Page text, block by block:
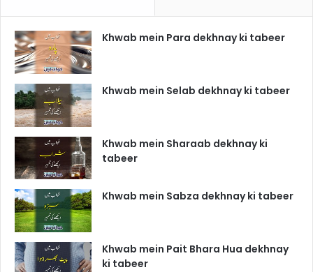
Khwab mein Para dekhnay ki tabeer
Khwab mein Selab dekhnay ki tabeer
Khwab mein Sharaab dekhnay ki
tabeer
Khwab mein Sabza dekhnay ki tabeer
Khwab mein Pait Bhara Hua dekhnay
ki tabeer